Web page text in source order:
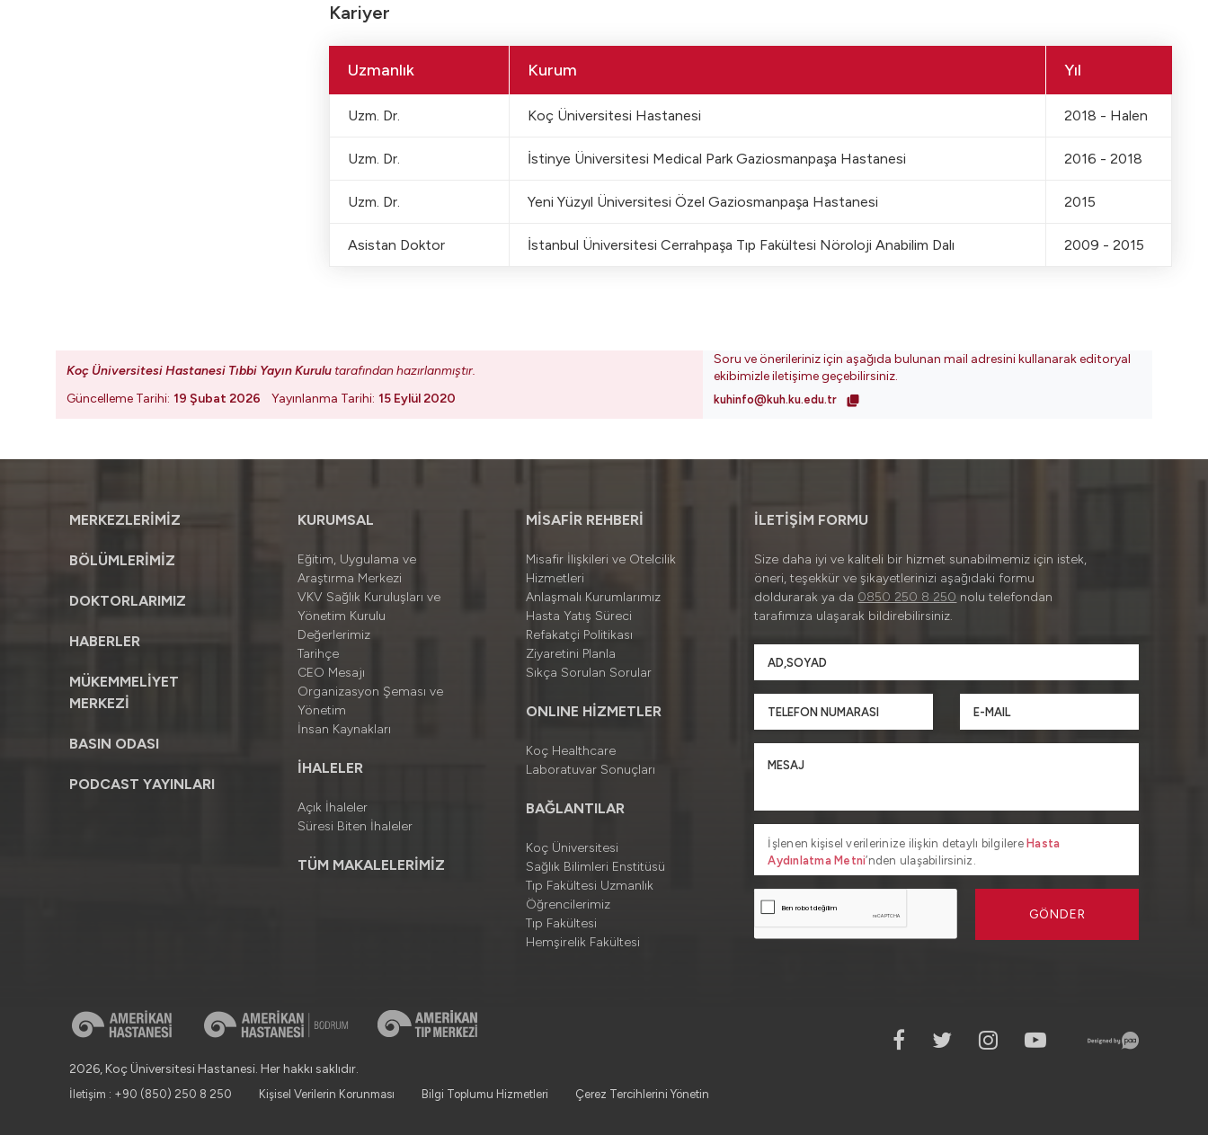
Kariyer
Uzmanlık Kurum Yıl
Uzm. Dr. Koç Üniversitesi Hastanesi 2018 - Halen
Uzm. Dr. İstinye Üniversitesi Medical Park Gaziosmanpaşa Hastanesi 2016 - 2018
Uzm. Dr. Yeni Yüzyıl Üniversitesi Özel Gaziosmanpaşa Hastanesi 2015
Asistan Doktor İstanbul Üniversitesi Cerrahpaşa Tıp Fakültesi Nöroloji Anabilim Dalı 2009 - 2015
Koç Üniversitesi Hastanesi Tıbbi Yayın Kurulu tarafından hazırlanmıştır.
Güncelleme Tarihi: 19 Şubat 2026 Yayınlanma Tarihi: 15 Eylül 2020
Soru ve önerileriniz için aşağıda bulunan mail adresini kullanarak editoryal
ekibimizle iletişime geçebilirsiniz.
kuhinfo@kuh.ku.edu.tr
MERKEZLERİMİZ
BÖLÜMLERİMİZ
DOKTORLARIMIZ
HABERLER
MÜKEMMELİYET
MERKEZİ
BASIN ODASI
PODCAST YAYINLARI
KURUMSAL
Eğitim, Uygulama ve
Araştırma Merkezi
VKV Sağlık Kuruluşları ve
Yönetim Kurulu
Değerlerimiz
Tarihçe
CEO Mesajı
Organizasyon Şeması ve
Yönetim
İnsan Kaynakları
İHALELER
Açık İhaleler
Süresi Biten İhaleler
TÜM MAKALELERİMİZ
MİSAFİR REHBERİ
Misafir İlişkileri ve Otelcilik
Hizmetleri
Anlaşmalı Kurumlarımız
Hasta Yatış Süreci
Refakatçi Politikası
Ziyaretini Planla
Sıkça Sorulan Sorular
ONLINE HİZMETLER
Koç Healthcare
Laboratuvar Sonuçları
BAĞLANTILAR
Koç Üniversitesi
Sağlık Bilimleri Enstitüsü
Tıp Fakültesi Uzmanlık
Öğrencilerimiz
Tıp Fakültesi
Hemşirelik Fakültesi
İLETİŞİM FORMU
Size daha iyi ve kaliteli bir hizmet sunabilmemiz için istek,
öneri, teşekkür ve şikayetlerinizi aşağıdaki formu
doldurarak ya da 0850 250 8 250 nolu telefondan
tarafımıza ulaşarak bildirebilirsiniz.
İşlenen kişisel verilerinize ilişkin detaylı bilgilere Hasta
Aydınlatma Metni’nden ulaşabilirsiniz.
GÖNDER
2026, Koç Üniversitesi Hastanesi. Her hakkı saklıdır.
İletişim : +90 (850) 250 8 250 Kişisel Verilerin Korunması Bilgi Toplumu Hizmetleri Çerez Tercihlerini Yönetin